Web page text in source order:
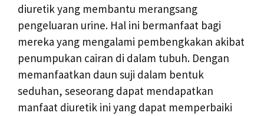
diuretik yang membantu merangsang
pengeluaran urine. Hal ini bermanfaat bagi
mereka yang mengalami pembengkakan akibat
penumpukan cairan di dalam tubuh. Dengan
memanfaatkan daun suji dalam bentuk
seduhan, seseorang dapat mendapatkan
manfaat diuretik ini yang dapat memperbaiki